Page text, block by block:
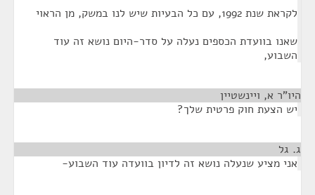
לקראת שנת 1992, עם כל הבעיות שיש לנו במשק, מן הראוי
שאנו בוועדת הכספים נעלה על סדר-היום נושא זה עוד
השבוע,
היו"ר א, ויינשטיין
יש הצעת חוק פרטית שלך?
ג. גל
אני מציע שנעלה נושא זה לדיון בוועדה עוד השבוע-